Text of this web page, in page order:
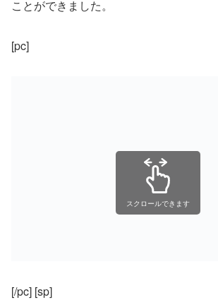
ことができました。
[pc]
スクロールできます
[/pc] [sp]